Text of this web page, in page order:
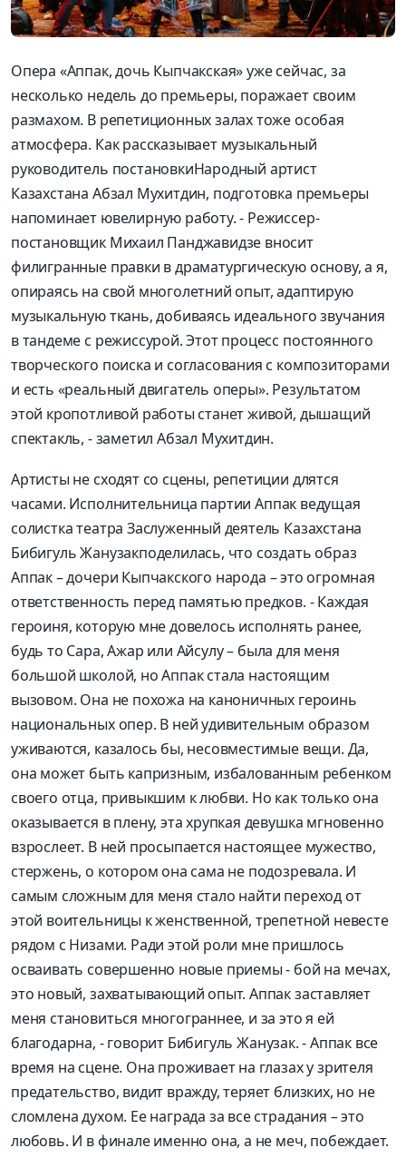
Опера «Аппак,дочь Кыпчакская» уже сейчас, за
несколько недель до премьеры, поражает своим
размахом. В репетиционных залах тоже особая
атмосфера. Какрассказывает музыкальный
руководитель постановкиНародный артист
Казахстана Абзал Мухитдин, подготовка премьеры
напоминает ювелирную работу. - Режиссер-
постановщикМихаил Панджавидзе вносит
филигранные правки в драматургическую основу, а я,
опираясь на свой многолетний опыт, адаптирую
музыкальную ткань, добиваясь идеального звучания
в тандеме с режиссурой. Этот процесс постоянного
творческого поиска и согласования с композиторами
и есть «реальный двигатель оперы». Результатом
этой кропотливой работы станет живой, дышащий
спектакль, - заметил Абзал Мухитдин.
Артисты не сходят со сцены, репетиции длятся
часами. Исполнительница партииАппак ведущая
солистка театра Заслуженный деятель Казахстана
БибигульЖанузакподелилась, что создать образ
Аппак–дочери Кыпчакского народа – это огромная
ответственность перед памятью предков. -Каждая
героиня, которуюмне довелось исполнять ранее,
будь то Сара,Ажар или Айсулу– была для меня
большой школой, ноАппакстала настоящим
вызовом. Она не похожа на каноничных героинь
национальных опер. В ней удивительным образом
уживаются, казалось бы, несовместимые вещи. Да,
она может быть капризным, избалованным ребенком
своего отца, привыкшим к любви. Но как только она
оказывается вплену, эта хрупкая девушка мгновенно
взрослеет. В ней просыпается настоящее мужество,
стержень, о котором она сама не подозревала. И
самым сложным для меня стало найти переход от
этой воительницы к женственной, трепетной невесте
рядом с Низами. Ради этой роли мне пришлось
осваивать совершенно новые приемы - бой на мечах,
это новый, захватывающий опыт.Аппакзаставляет
меня становиться многограннее, и за это я ей
благодарна, - говорит БибигульЖанузак. -Аппак все
время на сцене. Она проживает на глазах у зрителя
предательство, видит вражду, теряет близких, но не
сломлена духом. Ее награда за все страдания –это
любовь. И в финале именно она, а не меч, побеждает.